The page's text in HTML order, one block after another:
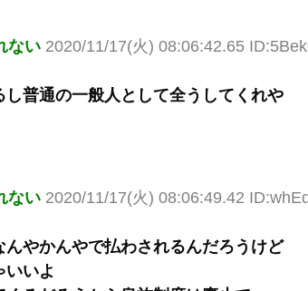
ない 2020/11/17(火) 08:06:42.65
普通の一般人として全うしてくれや
ない 2020/11/17(火) 08:06:49.42
んやかんやで払わされるんだろうけど
いいよ